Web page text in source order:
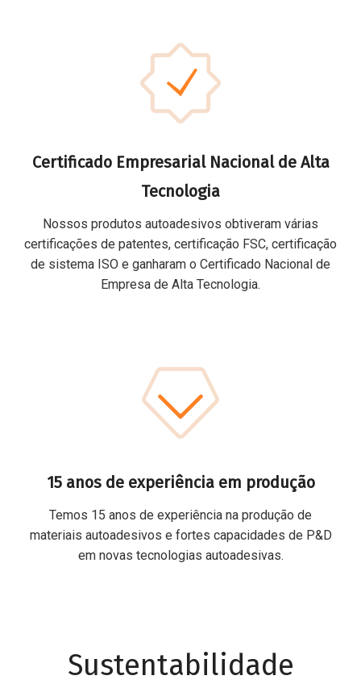
Certificado Empresarial Nacional de Alta
Tecnologia
Nossos produtos autoadesivos obtiveram várias
certificações de patentes, certificação FSC, certificação
de sistema ISO e ganharam o Certificado Nacional de
Empresa de Alta Tecnologia.
15 anos de experiência em produção
Temos 15 anos de experiência na produção de
materiais autoadesivos e fortes capacidades de P&D
em novas tecnologias autoadesivas.
Sustentabilidade